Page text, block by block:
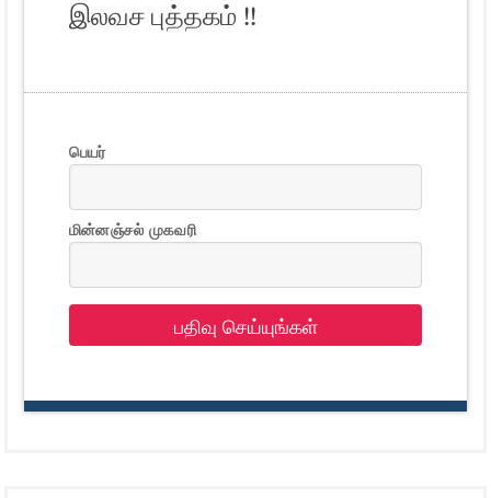
இலவச புத்தகம் !!
பெயர்
மின்னஞ்சல் முகவரி
பதிவு செய்யுங்கள்